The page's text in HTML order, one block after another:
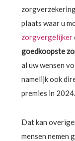
plaats waar u
zorgvergelijker
goedkoopste
al uw wensen
namelijk ook
premies in 2024.
Dat kan
mensen nemen